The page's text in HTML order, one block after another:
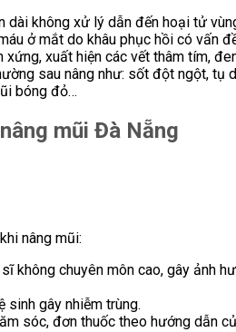
dài không xử lý dẫn đến hoại tử
ở mắt do khâu phục hồi có vấn
xuất hiện các vết thâm tím,
sau nâng như: sốt đột ngột, tụ
bóng đỏ…
mũi Đà Nẵng
nâng mũi:
không chuyên môn cao, gây ảnh
sinh gây nhiễm trùng.
sóc, đơn thuốc theo hướng dẫn